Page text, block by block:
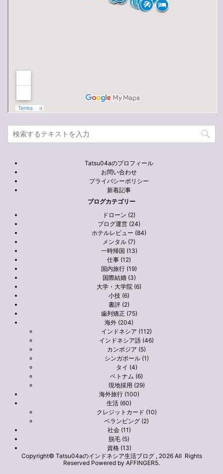
Tatsu04aのプロフィール
お問い合わせ
プライバシーポリシー
新着記事
ブログカテゴリー
ドローン (2)
ブログ運営 (24)
ホテルレビュー (84)
メンタル (7)
一時帰国 (13)
仕事 (12)
国内旅行 (19)
国際結婚 (3)
大学・大学院 (6)
小技 (6)
書評 (2)
歯列矯正 (75)
海外 (204)
インドネシア (112)
インドネシア語 (46)
カンボジア (5)
シンガポール (1)
タイ (4)
ベトナム (6)
現地採用 (29)
海外旅行 (100)
生活 (60)
クレジットカード (10)
ベランピング (2)
社会 (11)
脱毛 (5)
資格 (13)
Copyright© Tatsu04aのインドネシア生活ブログ , 2026 All Rights
Reserved Powered by AFFINGER5.